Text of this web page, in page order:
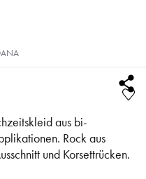
aus bi-
Rock aus
und Korsettrücken.